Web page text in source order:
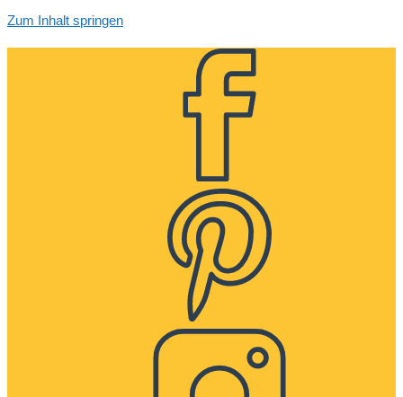
Zum Inhalt springen